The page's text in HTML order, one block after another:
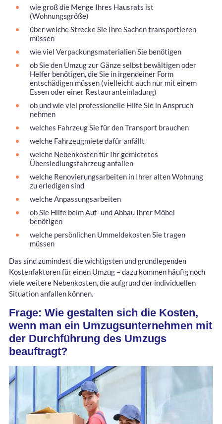
wie groß die Menge Ihres Hausrats ist
(Wohnungsgröße)
über welche Strecke Sie Ihre Sachen transportieren
müssen
wie viel Verpackungsmaterialien Sie benötigen
ob Sie den Umzug zur Gänze selbst bewältigen oder
Helfer benötigen, die Sie in irgendeiner Form
entschädigen müssen (vielleicht auch nur mit einem
Essen oder einer Restauranteinladung)
ob und wie viel professionelle Hilfe Sie in Anspruch
nehmen
welches Fahrzeug Sie für den Transport brauchen
welche Fahrzeugmiete dafür anfällt
welche Nebenkosten für Ihr gemietetes
Übersiedlungsfahrzeug anfallen
welche Renovierungsarbeiten in Ihrer alten Wohnung
zu erledigen sind
welche Anpassungsarbeiten
ob Sie Hilfe beim Auf- und Abbau Ihrer Möbel
benötigen
welche persönlichen Ummeldekosten Sie tragen
müssen
Das sind zumindest die wichtigsten und grundlegenden
Kostenfaktoren für einen Umzug – dazu kommen häufig noch
viele weitere Nebenkosten, die aufgrund der individuellen
Situation anfallen können.
Frage: Wie gestalten sich die Kosten,
wenn man ein Umzugsunternehmen mit
der Durchführung des Umzugs
beauftragt?